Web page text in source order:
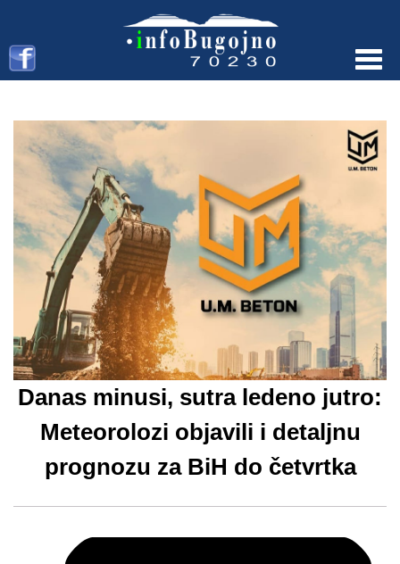
Danas minusi, sutra ledeno jutro:
Meteorolozi objavili i detaljnu
prognozu za BiH do četvrtka